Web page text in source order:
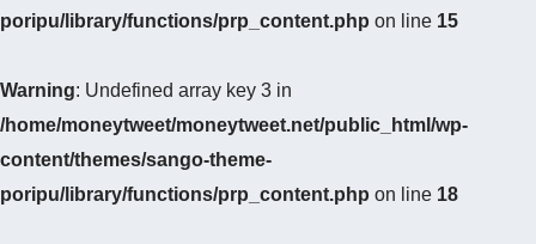
poripu/library/functions/prp_content.php on line 15
Warning: Undefined array key 3 in
/home/moneytweet/moneytweet.net/public_html/wp-
content/themes/sango-theme-
poripu/library/functions/prp_content.php on line 18